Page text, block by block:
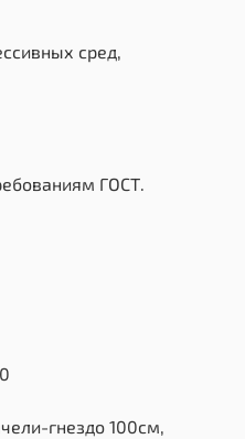
сред,
ГОСТ.
гнездо 100см,